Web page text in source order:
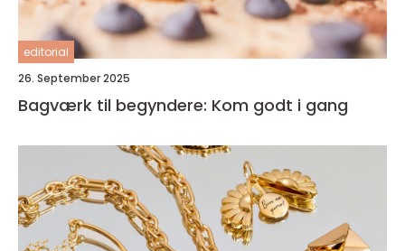
editorial
26. September 2025
Bagværk til begyndere: Kom godt i gang